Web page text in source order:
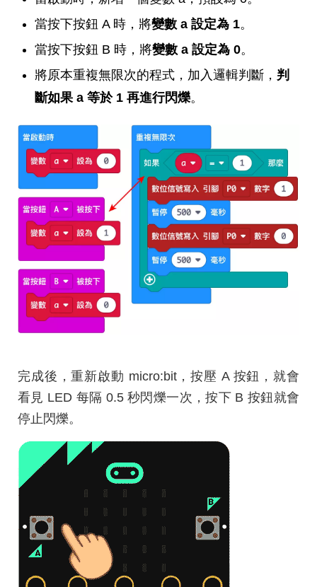
當按下按鈕 A 時，將變數 a 設定為 1。
當按下按鈕 B 時，將變數 a 設定為 0。
將原本重複無限次的程式，加入邏輯判斷， 判
斷如果 a 等於 1 再進行閃爍。
完成後，重新啟動 micro:bit，按壓 A 按鈕，就會
看見 LED 每隔 0.5 秒閃爍一次，按下 B 按鈕就會
停止閃爍。